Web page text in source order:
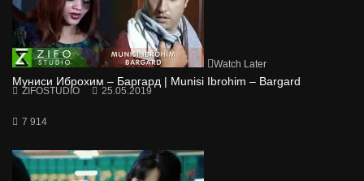
Watch Later
Муниси Иброхим – Баргард | Munisi Ibrohim – Bargard
ZIFOSTUDIO 25.05.2019
7 914